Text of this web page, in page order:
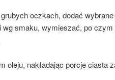
oczkach, dodać wybrane
smaku, wymieszać, po czym
oleju, nakładając porcje ciasta